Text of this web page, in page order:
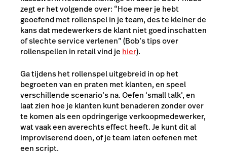
zegt er het volgende over: “Hoe meer je hebt
geoefend met rollenspel in je team, des te kleiner de
kans dat medewerkers de klant niet goed inschatten
of slechte service verlenen” (Bob’s tips over
rollenspellen in retail vind je hier).
Ga tijdens het rollenspel uitgebreid in op het
begroeten van en praten met klanten, en speel
verschillende scenario’s na. Oefen ‘small talk’, en
laat zien hoe je klanten kunt benaderen zonder over
te komen als een opdringerige verkoopmedewerker,
wat vaak een averechts effect heeft. Je kunt dit al
improviserend doen, of je team laten oefenen met
een script.